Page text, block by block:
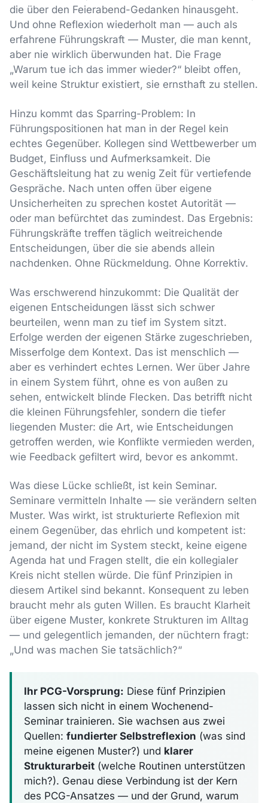
die über den Feierabend-Gedanken hinausgeht.
Und ohne Reflexion wiederholt man — auch als
erfahrene Führungskraft — Muster, die man kennt,
aber nie wirklich überwunden hat. Die Frage
„Warum tue ich das immer wieder?“ bleibt offen,
weil keine Struktur existiert, sie ernsthaft zu stellen.
Hinzu kommt das Sparring-Problem: In
Führungspositionen hat man in der Regel kein
echtes Gegenüber. Kollegen sind Wettbewerber um
Budget, Einfluss und Aufmerksamkeit. Die
Geschäftsleitung hat zu wenig Zeit für vertiefende
Gespräche. Nach unten offen über eigene
Unsicherheiten zu sprechen kostet Autorität —
oder man befürchtet das zumindest. Das Ergebnis:
Führungskräfte treffen täglich weitreichende
Entscheidungen, über die sie abends allein
nachdenken. Ohne Rückmeldung. Ohne Korrektiv.
Was erschwerend hinzukommt: Die Qualität der
eigenen Entscheidungen lässt sich schwer
beurteilen, wenn man zu tief im System sitzt.
Erfolge werden der eigenen Stärke zugeschrieben,
Misserfolge dem Kontext. Das ist menschlich —
aber es verhindert echtes Lernen. Wer über Jahre
in einem System führt, ohne es von außen zu
sehen, entwickelt blinde Flecken. Das betrifft nicht
die kleinen Führungsfehler, sondern die tiefer
liegenden Muster: die Art, wie Entscheidungen
getroffen werden, wie Konflikte vermieden werden,
wie Feedback gefiltert wird, bevor es ankommt.
Was diese Lücke schließt, ist kein Seminar.
Seminare vermitteln Inhalte — sie verändern selten
Muster. Was wirkt, ist strukturierte Reflexion mit
einem Gegenüber, das ehrlich und kompetent ist:
jemand, der nicht im System steckt, keine eigene
Agenda hat und Fragen stellt, die ein kollegialer
Kreis nicht stellen würde. Die fünf Prinzipien in
diesem Artikel sind bekannt. Konsequent zu leben
braucht mehr als guten Willen. Es braucht Klarheit
über eigene Muster, konkrete Strukturen im Alltag
— und gelegentlich jemanden, der nüchtern fragt:
„Und was machen Sie tatsächlich?“
Ihr PCG-Vorsprung: Diese fünf Prinzipien
lassen sich nicht in einem Wochenend-
Seminar trainieren. Sie wachsen aus zwei
Quellen: fundierter Selbstreflexion (was sind
meine eigenen Muster?) und klarer
Strukturarbeit (welche Routinen unterstützen
mich?). Genau diese Verbindung ist der Kern
des PCG-Ansatzes — und der Grund, warum